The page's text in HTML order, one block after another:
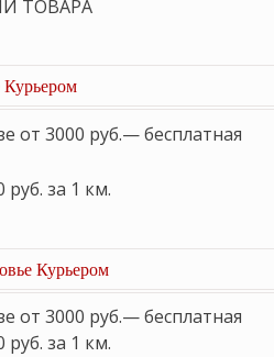
ТОВАРА
от 3000 руб.— бесплатная
за 1 км.
Курьером
от 3000 руб.— бесплатная
за 1 км.